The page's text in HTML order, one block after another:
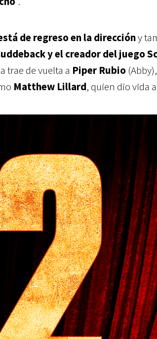
de regreso en la direccióny
y el creador del juego
trae de vuelta a Piper Rubio (Abby),
Matthew Lillard, quien dio vida